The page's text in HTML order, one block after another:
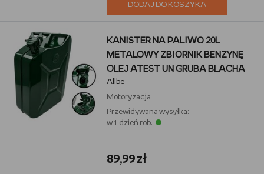
DODAJ DO KOSZYKA
KANISTER NA PALIWO 20L
METALOWY ZBIORNIK BENZYNĘ
OLEJ ATEST UN GRUBA BLACHA
Allbe
Motoryzacja
Przewidywana wysyłka:
w 1 dzień rob.
89,99 zł